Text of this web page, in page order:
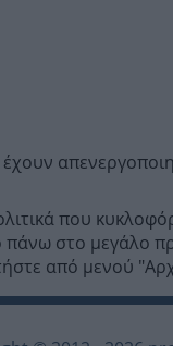
που
στο μεγάλο
από μενού